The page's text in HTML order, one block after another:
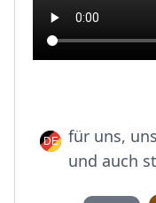
für uns,
und auch